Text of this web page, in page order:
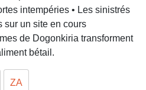
intempéries • Les sinistrés
sur un site en cours
de Dogonkiria transforment
bétail.
ZA